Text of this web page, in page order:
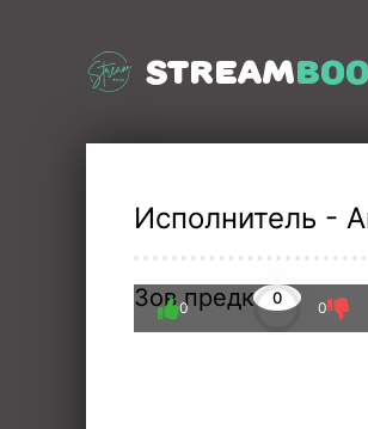
STREAM
Исполнитель -
Зов предков
0
0 0